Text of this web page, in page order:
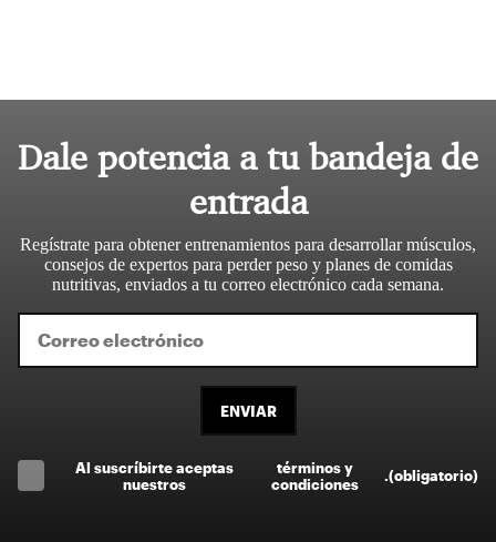
Dale potencia a tu bandeja de
entrada
Regístrate para obtener entrenamientos para desarrollar músculos,
consejos de expertos para perder peso y planes de comidas
nutritivas, enviados a tu correo electrónico cada semana.
ENVIAR
Al suscríbirte aceptas
nuestros
términos y
condiciones
.(obligatorio)